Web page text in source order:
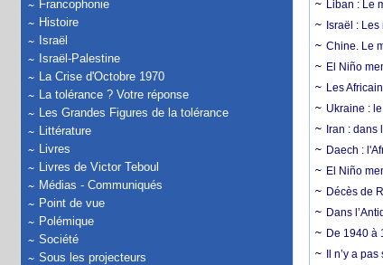
Francophonie
Histoire
Israël
Israël-Palestine
La Crise d'Octobre 1970
La tolérance ? Votre réponse
Les Grandes Figures de la tolérance
Littérature
Livres
Livres de Victor Teboul
Médias - Communiqués
Point de vue
Polémique
Société
Sous les projecteurs
Liban : Le
Israël :
Chine. Le
El Niño
Les
Ukraine :
Iran :
Daech :
El Niño
Décès de
Dans
De 1940 à
Il n’y a